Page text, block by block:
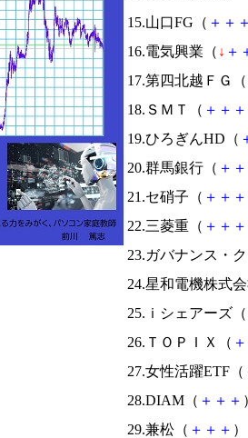
15.山口FG（ ＋ ＋
16.電気興業（ ↓ ＋
17.第四北越ＦＧ（
18.ＳＭＴ（ ＋ ＋ ＋
19.ひろぎんHD（
20.群馬銀行（ ＋ ＋
21.セ硝子（ ＋ ＋ ＋
22.三菱重（ ＋ ＋ ＋
23.ガバナンス・
24.星和電機株式
25.ｉシェアーズ（
26.ＴＯＰＩＸ（ ＋
27.女性活躍ETF（
28.DIAM（ ＋ ＋ ＋
29.兼松（ ＋ ＋ ＋